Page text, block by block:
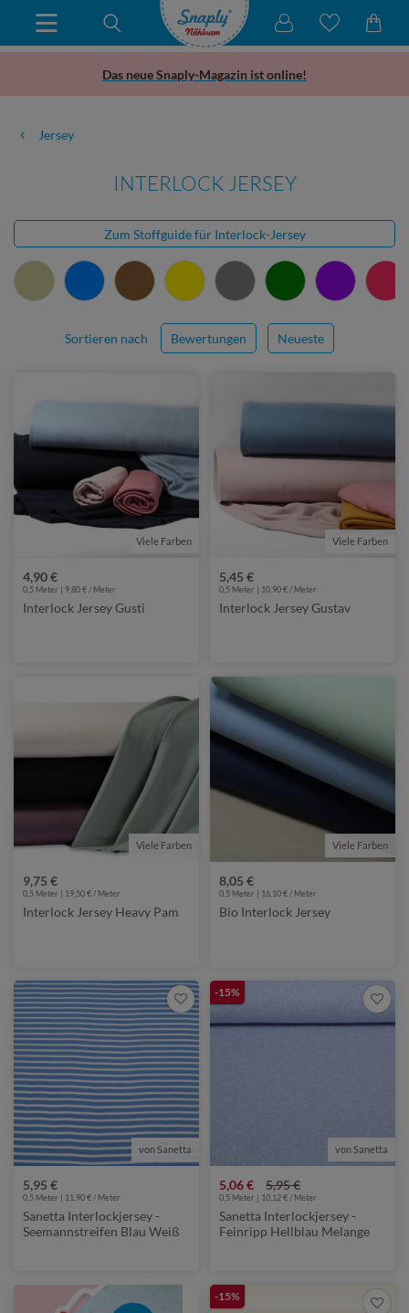
Das neue Snaply-Magazin ist online!
Jersey
INTERLOCK JERSEY
Zum Stoffguide für Interlock-Jersey
Sortieren nach Bewertungen Neueste
Viele Farben
4,90 €
0,5 Meter | 9,80 € / Meter
Interlock Jersey Gusti
Viele Farben
5,45 €
0,5 Meter | 10,90 € / Meter
Interlock Jersey Gustav
Viele Farben
9,75 €
0,5 Meter | 19,50 € / Meter
Interlock Jersey Heavy Pam
Viele Farben
8,05 €
0,5 Meter | 16,10 € / Meter
Bio Interlock Jersey
von Sanetta
5,95 €
0,5 Meter | 11,90 € / Meter
Sanetta Interlockjersey -
Seemannstreifen Blau Weiß
-15%
von Sanetta
5,06 € 5,95 €
0,5 Meter | 10,12 € / Meter
Sanetta Interlockjersey -
Feinripp Hellblau Melange
-15%